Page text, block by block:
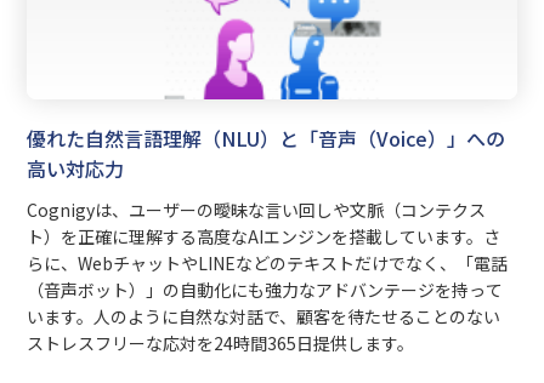
優れた自然言語理解（NLU）と「音声（Voice）」への
高い対応力
Cognigyは、ユーザーの曖昧な言い回しや文脈（コンテクス
ト）を正確に理解する高度なAIエンジンを搭載しています。さ
らに、WebチャットやLINEなどのテキストだけでなく、「電話
（音声ボット）」の自動化にも強力なアドバンテージを持って
います。人のように自然な対話で、顧客を待たせることのない
ストレスフリーな応対を24時間365日提供します。